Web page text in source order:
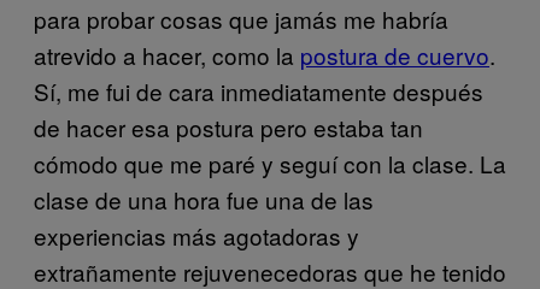
para probar cosas que jamás me habría
atrevido a hacer, como la postura de cuervo.
Sí, me fui de cara inmediatamente después
de hacer esa postura pero estaba tan
cómodo que me paré y seguí con la clase. La
clase de una hora fue una de las
experiencias más agotadoras y
extrañamente rejuvenecedoras que he tenido